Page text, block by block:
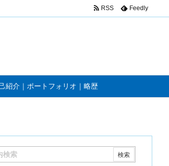
紹介｜ポートフォリオ｜略歴
RSS Feedly